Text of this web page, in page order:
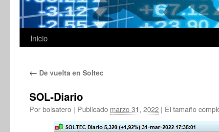
Inicio
← De vuelta en Soltec
SOL-Diario
Porbolsatero | Publicado marzo 31, 2022 | El tamaño